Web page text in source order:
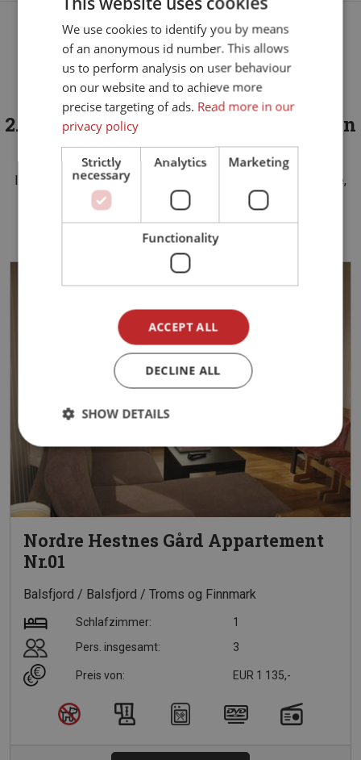
Zum Urlaubsort
2. Eine oder mehrere Wohneinheiten
auswählen
Im Unterkunftspreis enthalten: Handtücher und Bettwäsche,
Stromkosten, Heizkosten, Wasserkosten und W-Lan
Allgemeine Geschäftsbedingungen (PDF)
Nordre Hestnes Gård Appartement
Nr.01
Balsfjord Balsfjord Troms og Finnmark
Schlafzimmer:
1
Pers. insgesamt:
3
Preis von: EUR 1 135,-
We use cookies to identify you by means
of an anonymous id number. This allows
us to perform analysis on user behaviour
on our website and to achieve more
precise targeting of ads. Read more in our
privacy policy
Strictly
necessary
Analytics Marketing
Functionality
ACCEPT ALL
DECLINE ALL
SHOW DETAILS